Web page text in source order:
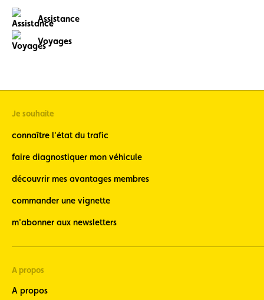
voyages
Oldtimer
événements
oldtimers)
Newsletter
(restez
l’actualité
par an en
mois)
Moto
de
Assistance
Voyages
Je souhaite
connaître l'état du trafic
faire diagnostiquer mon véhicule
découvrir mes avantages membres
commander une vignette
m'abonner aux newsletters
A propos
A propos